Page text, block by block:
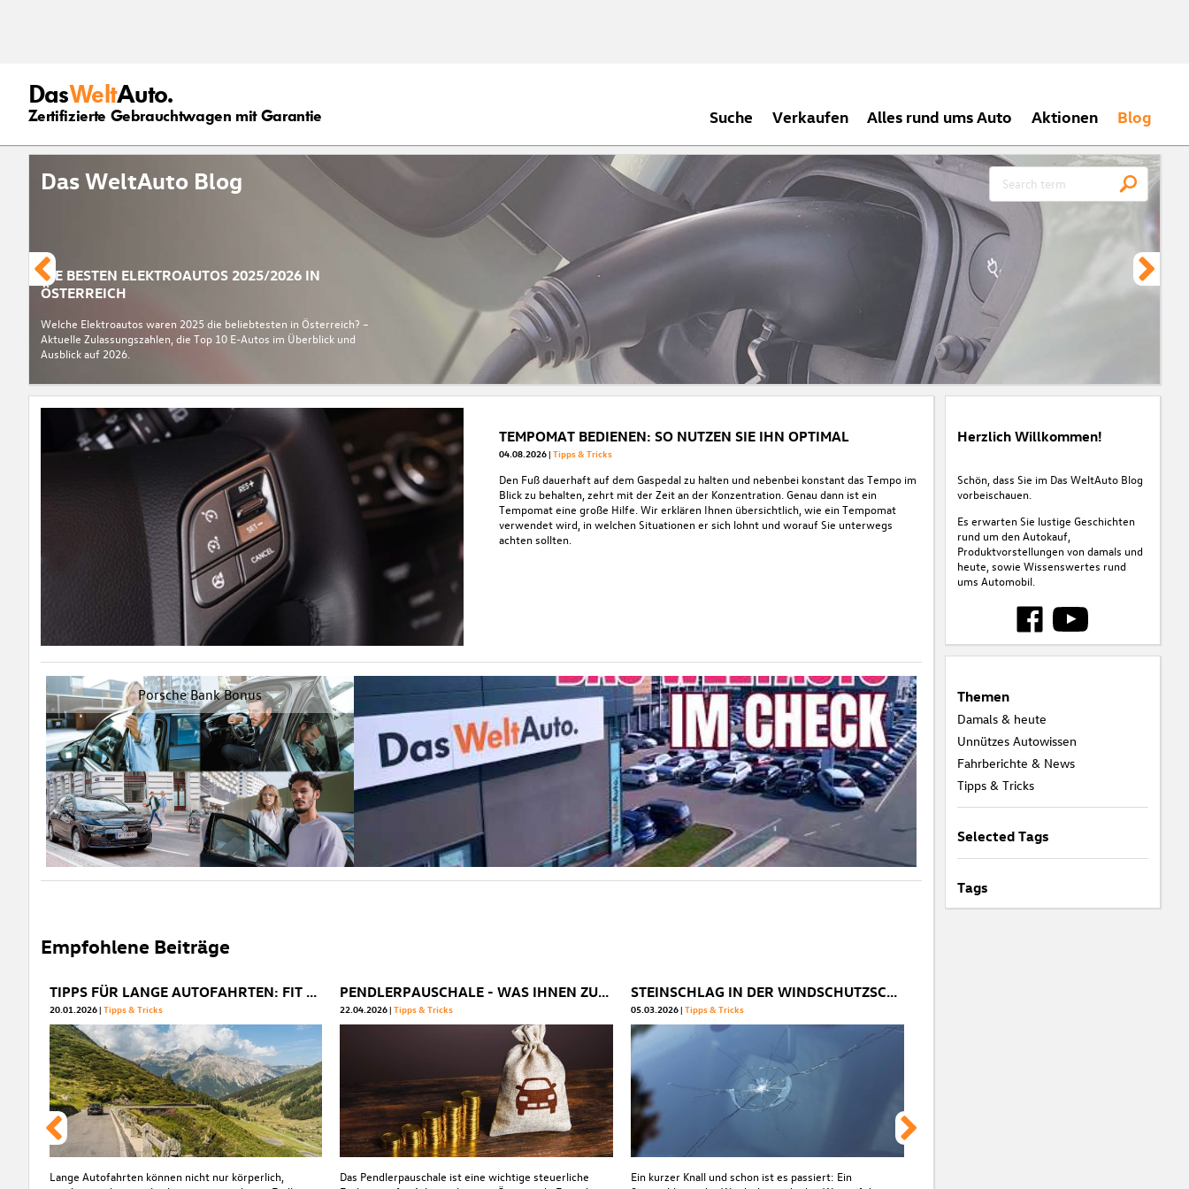
DasWeltAuto.
Zertifizierte Gebrauchtwagen mit Garantie Suche Verkaufen Alles rund ums Auto Aktionen Blog
Das WeltAuto Blog
DIE BESTEN ELEKTROAUTOS 2025/2026 IN
ÖSTERREICH
Welche Elektroautos waren 2025 die beliebtesten in Österreich? –
Aktuelle Zulassungszahlen, die Top 10 E-Autos im Überblick und
Ausblick auf 2026.
TEMPOMAT BEDIENEN: SO NUTZEN SIE IHN OPTIMAL
04.08.2026 Tipps & Tricks
Den Fuß dauerhaft auf dem Gaspedal zu halten und nebenbei konstant das Tempo im
Blick zu behalten, zehrt mit der Zeit an der Konzentration. Genau dann ist ein
Tempomat eine große Hilfe. Wir erklären Ihnen übersichtlich, wie ein Tempomat
verwendet wird, in welchen Situationen er sich lohnt und worauf Sie unterwegs
achten sollten.
Porsche Bank Bonus
Empfohlene Beiträge
TIPPS FÜR LANGE AUTOFAHRTEN: FIT & FOKUSSIERT ANS ZIEL
20.01.2026 Tipps & Tricks
Lange Autofahrten können nicht nur körperlich,
PENDLERPAUSCHALE - WAS IHNEN ZUSTEHT
22.04.2026 Tipps & Tricks
Das Pendlerpauschale ist eine wichtige steuerliche
STEINSCHLAG IN DER WINDSCHUTZSCHEIBE: SOFORTMAßNAHMEN & REPARATURTIPPS
05.03.2026 Tipps & Tricks
Ein kurzer Knall und schon ist es passiert: Ein
Herzlich Willkommen!
Schön, dass Sie im Das WeltAuto Blog
vorbeischauen.
Es erwarten Sie lustige Geschichten
rund um den Autokauf,
Produktvorstellungen von damals und
heute, sowie Wissenswertes rund
ums Automobil.
Themen
Damals & heute
Unnützes Autowissen
Fahrberichte & News
Tipps & Tricks
Selected Tags
Tags